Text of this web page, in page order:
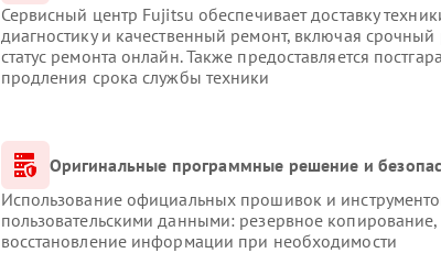
Сервисный центр Fujitsu обеспечивает доставку
диагностику и качественный ремонт, включая срочный
статус ремонта онлайн. Также предоставляется
продления срока службы техники
Оригинальные программные решение и
Использование официальных прошивок и
пользовательскими данными: резервное
восстановление информации при необходимости